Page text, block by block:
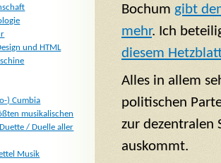
Bochum gibt
mehr. Ich
diesem
Alles in allem
politischen
zur dezentralen
auskommt.
und HTML
) Cumbia
musikalischen
/ Duelle aller
Musik